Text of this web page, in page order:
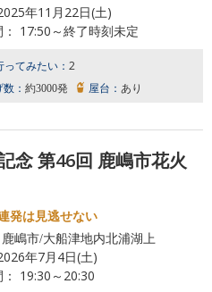
年11月22日(土)
17:50～終了時刻未定
ってみたい： 2
： 約3000発 屋台： あり
念 第46回 鹿嶋市花火
発は見逃せない
嶋市/大船津地内北浦湖上
年7月4日(土)
19:30～20:30